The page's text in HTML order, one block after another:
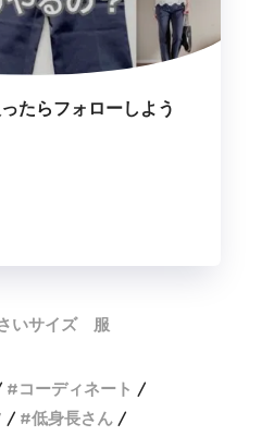
たらフォローしよう
いサイズ 服
コーディネート
低身長さん